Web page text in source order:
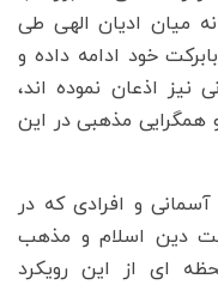
میان ادیان الهی طی
خود ادامه داده و
نیز اذعان نموده اند،
همگرایی مذهبی در این
و افرادی که در
دین اسلام و مذهب
ای از این رویکرد